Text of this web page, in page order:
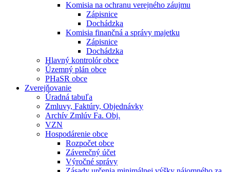
Komisia na ochranu verejného záujmu
Zápisnice
Dochádzka
Komisia finančná a správy majetku
Zápisnice
Dochádzka
Hlavný kontrolór obce
Územný plán obce
PHaSR obce
Zverejňovanie
Úradná tabuľa
Zmluvy, Faktúry, Objednávky
Archív Zmlúv Fa. Obj.
VZN
Hospodárenie obce
Rozpočet obce
Záverečný účet
Výročné správy